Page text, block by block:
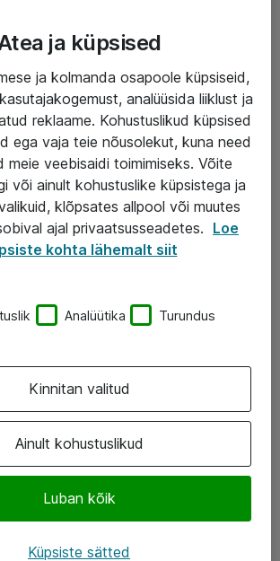
7b, 10112 Tallinn
ja küpsised
ja kolmanda osapoole küpsiseid,
analüüsida liiklust ja
reklaame. Kohustuslikud küpsised
ega vaja teie nõusolekut, kuna need
meie veebisaidi toimimiseks. Võite
või ainult kohustuslike küpsistega ja
klõpsates allpool või muutes
ajal privaatsusseadetes. Loe
kohta lähemalt siit
Analüütika Turundus
Ainult kohustuslikud
Luban kõik
Kinnitan valitud
Küpsiste sätted